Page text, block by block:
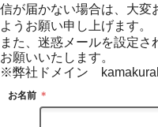
信が届かない場合は、大変
ようお願い申し上げます。
また、迷惑メールを設定
お願いいたします。
※弊社ドメイン
お名前 ＊